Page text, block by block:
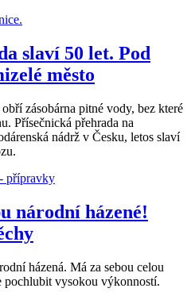
slaví 50 let. Pod
město
zásobárna pitné vody, bez které
Přísečnická přehrada na
nádrž v Česku, letos slaví
národní házené!
házená. Má za sebou celou
pochlubit vysokou výkonností.